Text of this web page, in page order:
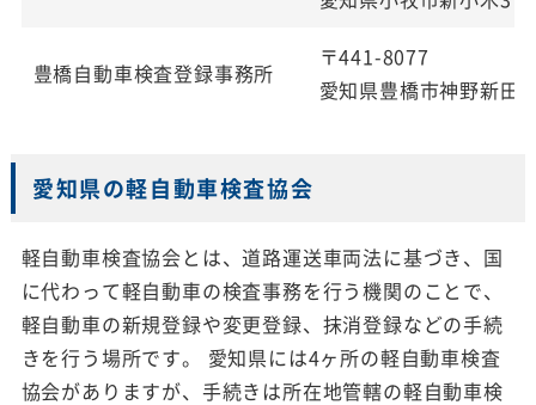
豊橋自動車検査登録事務所
〒441-8077
愛知県豊橋市神野新田
愛知県の軽自動車検査協会
軽自動車検査協会とは、道路運送車両法に基づき、国
に代わって軽自動車の検査事務を行う機関のことで、
軽自動車の新規登録や変更登録、抹消登録などの手続
きを行う場所です。 愛知県には4ヶ所の軽自動車検査
協会がありますが、手続きは所在地管轄の軽自動車検